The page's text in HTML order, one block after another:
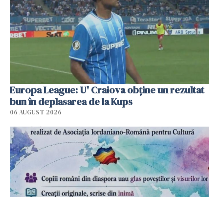
Europa League: U' Craiova obține un rezultat
bun în deplasarea de la Kups
06 AUGUST 2026